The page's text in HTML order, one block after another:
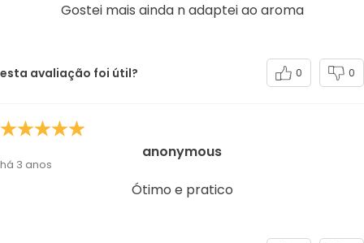
Gostei mais ainda n adaptei ao aroma
esta avaliação foi útil? 0 0
anonymous
há 3 anos
Ótimo e pratico